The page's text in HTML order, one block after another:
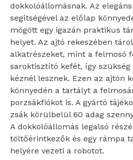
dokkolóállomásnak. Az
segítségével az előlap
mögött egy igazán praktikus
helyet. Az ajtó rekeszében
alkatrészeket, mint a felmosó
saroktisztító kefét, így
kéznél lesznek. Ezen az ajtón
könnyedén a tartályt a
porzsákfiókot is. A gyártó
zsák körülbelül 60 adag
A dokkolóállomás legalsó
töltőérintkezők és egy rámpa
helyére vezeti a robotot.